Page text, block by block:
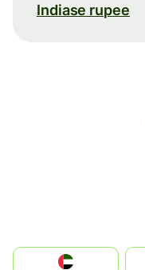
Indiase rupee
الإمارات العربية المتحدة